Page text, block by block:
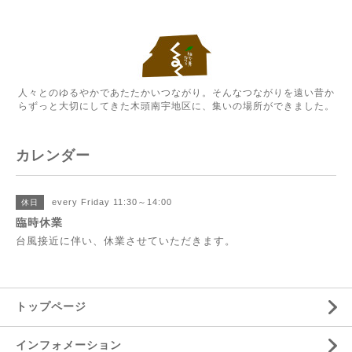
人々とのゆるやかであたたかいつながり。そんなつながりを遠い昔か
らずっと大切にしてきた木頭南宇地区に、集いの場所ができました。
カレンダー
休日 every Friday 11:30～14:00
臨時休業
台風接近に伴い、休業させていただきます。
トップページ
インフォメーション